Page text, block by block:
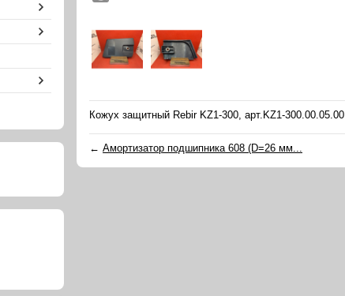
Кожух защитный Rebir KZ1-300, арт.KZ1-300.00.05.00
← Амортизатор подшипника 608 (D=26 мм...